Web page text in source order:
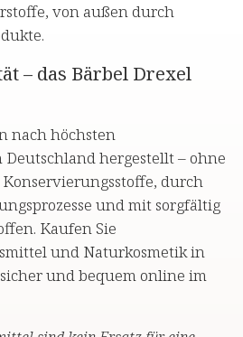
von außen durch
– das Bärbel Drexel
nach höchsten
hergestellt – ohne
durch
und mit sorgfältig
Kaufen Sie
und Naturkosmetik in
und bequem online im